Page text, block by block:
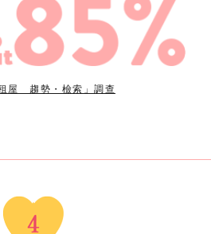
屋 趨勢・檢索」調查